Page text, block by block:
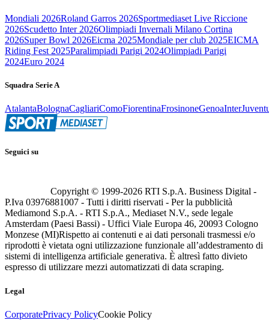
Mondiali 2026Roland Garros 2026Sportmediaset Live Riccione
2026Scudetto Inter 2026Olimpiadi Invernali Milano Cortina
2026Super Bowl 2026Eicma 2025Mondiale per club 2025EICMA
Riding Fest 2025Paralimpiadi Parigi 2024Olimpiadi Parigi
2024Euro 2024
Squadra Serie A
AtalantaBolognaCagliariComoFiorentinaFrosinoneGenoaInter
Seguici su
Copyright © 1999-2026 RTI S.p.A. Business Digital -
P.Iva 03976881007 - Tutti i diritti riservati - Per la pubblicità
Mediamond S.p.A. - RTI S.p.A., Mediaset N.V., sede legale
Amsterdam (Paesi Bassi) - Uffici Viale Europa 46, 20093 Cologno
Monzese (MI)Rispetto ai contenuti e ai dati personali trasmessi e/o
riprodotti è vietata ogni utilizzazione funzionale all’addestramento di
sistemi di intelligenza artificiale generativa. È altresì fatto divieto
espresso di utilizzare mezzi automatizzati di data scraping.
Legal
CorporatePrivacy PolicyCookie Policy